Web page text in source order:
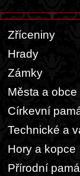
Zříceniny
Hrady
Zámky
Města a obce
Církevní
Technické a
Hory a kopce
Přírodní